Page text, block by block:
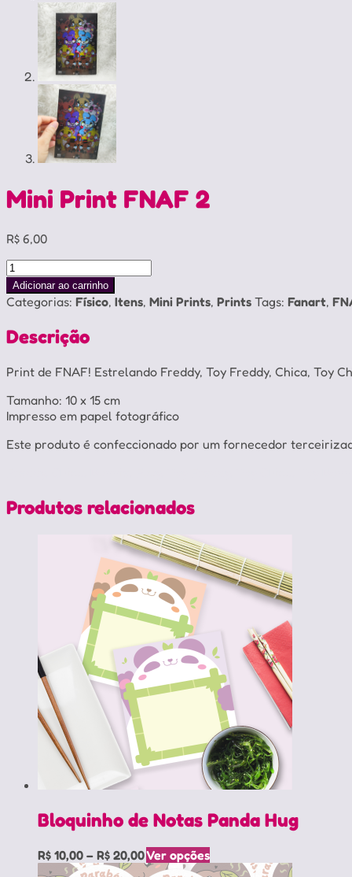
Mini Print FNAF 2
R$ 6,00
Mini
Print
FNAF
quantidade
Adicionar ao carrinho
Categorias: Físico, Itens, Mini Prints, Prints Tags: Fanart,
Descrição
Print de FNAF! Estrelando Freddy, Toy Freddy, Chica, Toy
Tamanho: 10 x 15 cm
Impresso em papel fotográfico
Este produto é confeccionado por um fornecedor
Produtos relacionados
Bloquinho de Notas Panda Hug
R$ 10,00 – R$ 20,00Price
range:
Ver opçõesEste
produto